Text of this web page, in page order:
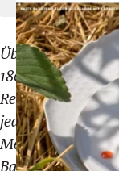
Über
180
Rezepte,
jede
Menge
Basics